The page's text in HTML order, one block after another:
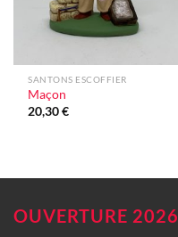
SANTONS ESCOFFIER
Maçon
20,30€
OUVERTURE 2026